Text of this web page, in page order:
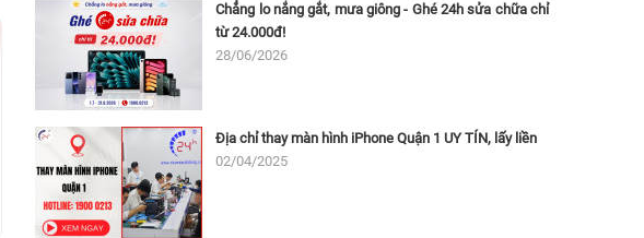
Chẳng lo nắng gắt, mưa giông - Ghé 24h sửa chữa chỉ
từ 24.000đ!
28/06/2026
Địa chỉ thay màn hình iPhone Quận 1 UY TÍN, lấy liền
02/04/2025